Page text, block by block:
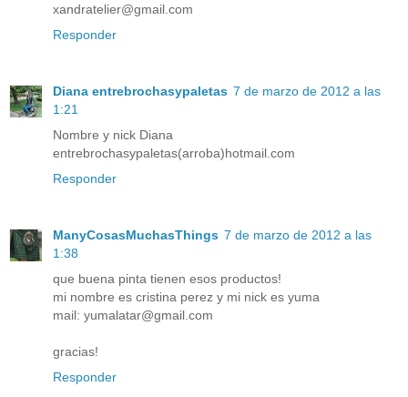
xandratelier@gmail.com
Responder
Diana entrebrochasypaletas 7 de marzo de 2012 a las
1:21
Nombre y nick Diana
entrebrochasypaletas(arroba)hotmail.com
Responder
ManyCosasMuchasThings 7 de marzo de 2012 a las
1:38
que buena pinta tienen esos productos!
mi nombre es cristina perez y mi nick es yuma
mail: yumalatar@gmail.com
gracias!
Responder